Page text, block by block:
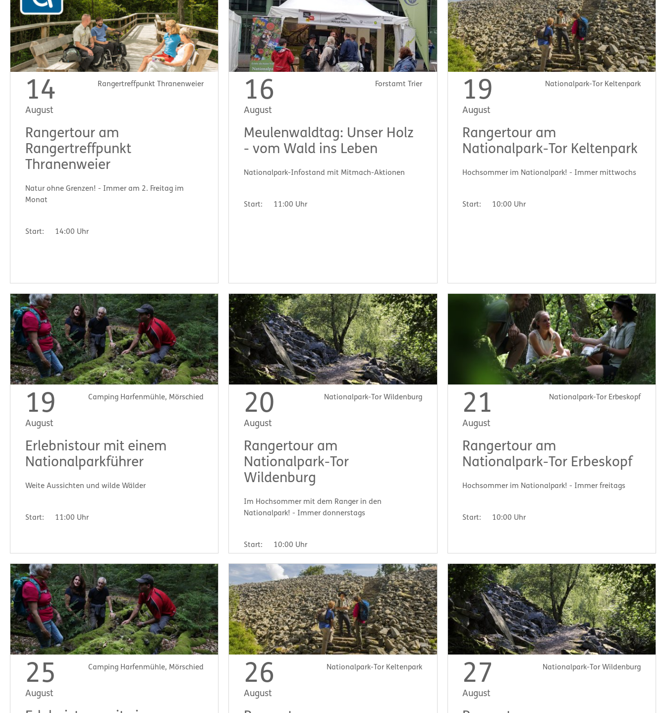
14
August
Rangertreffpunkt Thranenweier
Rangertour am
Rangertreffpunkt
Thranenweier
Natur ohne Grenzen! - Immer am 2. Freitag im
Monat
Start: 14:00 Uhr
16
August
Forstamt Trier
Meulenwaldtag: Unser Holz
- vom Wald ins Leben
Nationalpark-Infostand mit Mitmach-Aktionen
Start: 11:00 Uhr
19
August
Nationalpark-Tor Keltenpark
Rangertour am
Nationalpark-Tor Keltenpark
Hochsommer im Nationalpark! - Immer mittwochs
Start: 10:00 Uhr
19
August
Camping Harfenmühle, Mörschied
Erlebnistour mit einem
Nationalparkführer
Weite Aussichten und wilde Wälder
Start: 11:00 Uhr
20
August
Nationalpark-Tor Wildenburg
Rangertour am
Nationalpark-Tor
Wildenburg
Im Hochsommer mit dem Ranger in den
Nationalpark! - Immer donnerstags
Start: 10:00 Uhr
21
August
Nationalpark-Tor Erbeskopf
Rangertour am
Nationalpark-Tor Erbeskopf
Hochsommer im Nationalpark! - Immer freitags
Start: 10:00 Uhr
25
August
Camping Harfenmühle, Mörschied 26
August
Nationalpark-Tor Keltenpark 27
August
Nationalpark-Tor Wildenburg